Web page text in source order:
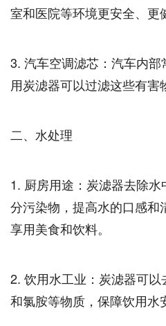
室和医院等环境更安全、更
3. 汽车空调滤芯：汽车内
用炭滤器可以过滤这些有害
二、水处理
1. 厨房用途：炭滤器去除
分污染物，提高水的口感
享用美食和饮料。
2. 饮用水工业：炭滤器可
和氯胺等物质，保障饮用水